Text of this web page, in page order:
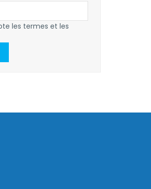
les termes et les